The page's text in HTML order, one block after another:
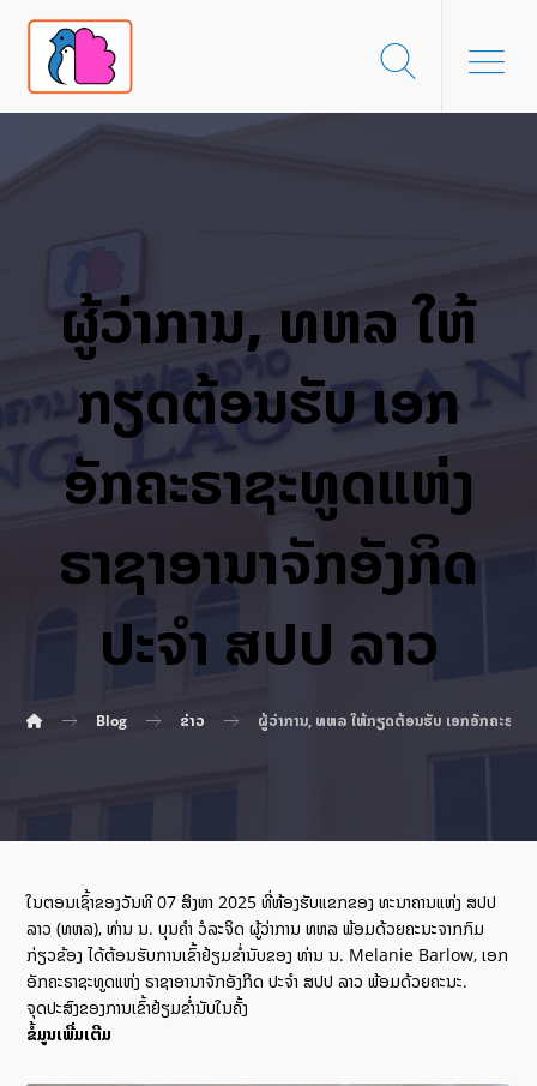
ຜູ້ວ່າການ, ທຫລ ໃຫ້
ກຽດຕ້ອນຮັບ ເອກ
ອັກຄະຣາຊະທູດແຫ່ງ
ຣາຊາອານາຈັກອັງກິດ
ປະຈໍາ ສປປ ລາວ
Blog ຂ່າວ ຜູ້ວ່າການ, ທຫລ ໃຫ້ກຽດຕ້ອນຮັບ ເອກອັກຄະຣາຊ
ໃນຕອນເຊົ້າຂອງວັນທີ 07 ສິງຫາ 2025 ທີ່ຫ້ອງຮັບແຂກຂອງ ທະນາຄານແຫ່ງ ສປປ
ລາວ (ທຫລ), ທ່ານ ນ. ບຸນຄໍາ ວໍລະຈິດ ຜູ້ວ່າການ ທຫລ ພ້ອມດ້ວຍຄະນະຈາກກົມ
ກ່ຽວຂ້ອງ ໄດ້ຕ້ອນຮັບການເຂົ້າຢ້ຽມຂໍ່ານັບຂອງ ທ່ານ ນ. Melanie Barlow, ເອກ
ອັກຄະຣາຊະທູດແຫ່ງ ຣາຊາອານາຈັກອັງກິດ ປະຈໍາ ສປປ ລາວ ພ້ອມດ້ວຍຄະນະ.
ຈຸດປະສົງຂອງການເຂົ້າຢ້ຽມຂໍ່ານັບໃນຄັ້ງ
ຂໍ້ມູນເພີ່ມເຕີມ